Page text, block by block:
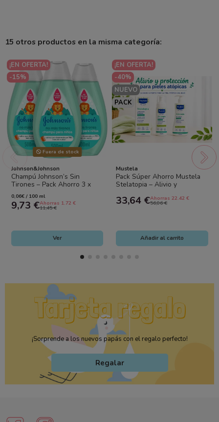
15 otros productos en la misma categoría:
¡EN OFERTA!
-15%
Fuera de stock
Johnson&Johnson
Champú Johnson’s Sin
Tirones – Pack Ahorro 3 x
500 ml | Johnson's Baby
0,06€ / 100 ml
9,73 €Ahorras 1.72 €
11,45 €
Ver
¡EN OFERTA!
-40%
NUEVO
PACK
Mustela
Pack Súper Ahorro Mustela
Stelatopia – Alivio y
Atópicas
33,64 €Ahorras 22.42 €
56,06 €
Añadir al carrito
¡Sorprende a los nuevos papás con el regalo perfecto!
Regalar